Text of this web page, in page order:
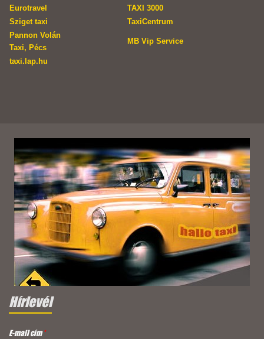
Eurotravel
TAXI 3000
Sziget taxi
TaxiCentrum
Pannon Volán
Taxi, Pécs
MB Vip Service
taxi.lap.hu
Hírlevél
E-mail cím*